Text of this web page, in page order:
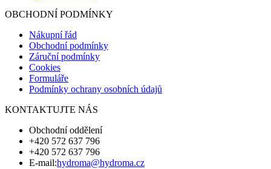
OBCHODNÍ PODMÍNKY
Nákupní řád
Obchodní podmínky
Záruční podmínky
Cookies
Formuláře
Podmínky ochrany osobních údajů
KONTAKTUJTE NÁS
Obchodní oddělení
+420 572 637 796
+420 572 637 796
E-mail:hydroma@hydroma.cz